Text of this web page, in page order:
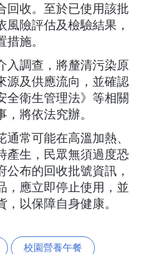
回收。至於已使用該批
險評估及檢驗結果，
施。
入調查，將釐清污染原
源及供應流向，並確認
全衛生管理法》等相關
將依法究辦。
常可能在高溫加熱、
產生，民眾無須過度恐
布的回收批號資訊，
，應立即停止使用，並
以保障自身健康。
校園營養午餐